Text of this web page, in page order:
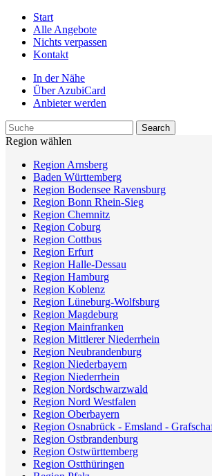
Start
Alle Angebote
Nichts verpassen
Kontakt
In der Nähe
Über AzubiCard
Anbieter werden
Region wählen
Region Arnsberg
Baden Württemberg
Region Bodensee Ravensburg
Region Bonn Rhein-Sieg
Region Chemnitz
Region Coburg
Region Cottbus
Region Erfurt
Region Halle-Dessau
Region Hamburg
Region Koblenz
Region Lüneburg-Wolfsburg
Region Magdeburg
Region Mainfranken
Region Mittlerer Niederrhein
Region Neubrandenburg
Region Niederbayern
Region Niederrhein
Region Nordschwarzwald
Region Nord Westfalen
Region Oberbayern
Region Osnabrück - Emsland -
Region Ostbrandenburg
Region Ostwürttemberg
Region Ostthüringen